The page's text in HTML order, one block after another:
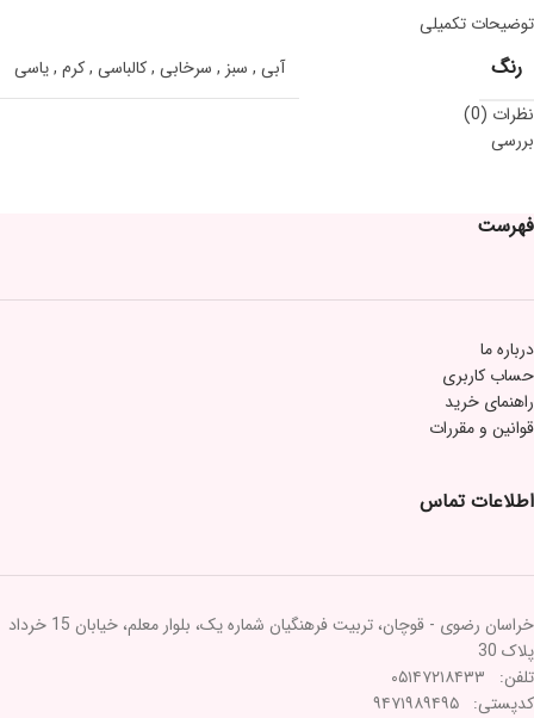
توضیحات تکمیلی
رنگ آبی , سبز , سرخابی ,کالباسی ,کرم ,یاسی
نظرات (0)
بررسی
فهرست
درباره ما
حساب کاربری
راهنمای خرید
قوانین و مقررات
اطلاعات تماس
خراسان رضوی - قوچان، تربیت فرهنگیان شماره یک، بلوار معلم، خیابان 15 خرداد
پلاک 30
تلفن: ۰۵۱۴۷۲۱۸۴۳۳
کدپستی: ۹۴۷۱۹۸۹۴۹۵